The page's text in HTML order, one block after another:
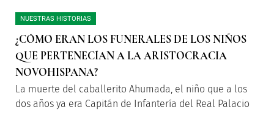
NUESTRAS HISTORIAS
¿CÓMO ERAN LOS FUNERALES DE LOS NIÑOS
QUE PERTENECÍAN A LA ARISTOCRACIA
NOVOHISPANA?
La muerte del caballerito Ahumada, el niño que a los
dos años ya era Capitán de Infantería del Real Palacio